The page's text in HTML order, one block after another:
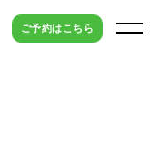
ご予約はこちら